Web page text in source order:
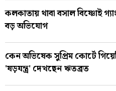
কলকাতায় থাবা বসাল বিষ্ণোই
বড় অভিযোগ
কেন অভিষেক সুপ্রিম কোর্টে
'ষড়যন্ত্র' দেখছেন ঋতব্রত